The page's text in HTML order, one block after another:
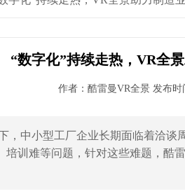
“数字化”持续走热，VR全
作者：酷雷曼VR全景 发布时
，中小型工厂企业长期面临着洽谈
培训难等问题，针对这些难题，酷